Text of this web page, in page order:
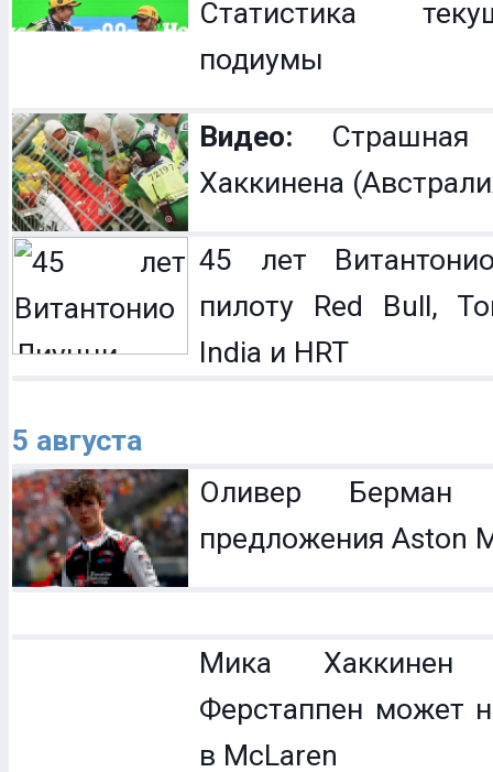
Статистика
подиумы
Видео: Страшная
Хаккинена
45 лет
пилоту Red Bull,
India и HRT
5 августа
Оливер Берман
предложения Aston
Мика Хаккинен
Ферстаппен может
в McLaren